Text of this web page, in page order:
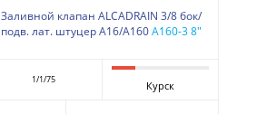
Заливной клапан ALCADRAIN 3/8 бок/
подв. лат. штуцер A16/A160A160-3 8"
1/1/75 Курск